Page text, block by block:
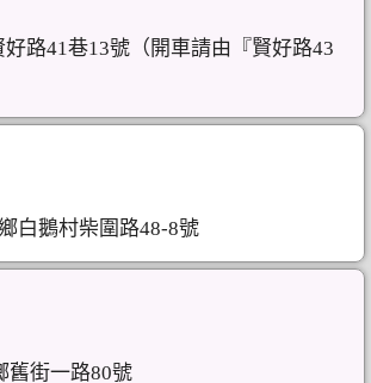
路41巷13號（開車請由『賢好路43
白鵝村柴圍路48-8號
舊街一路80號